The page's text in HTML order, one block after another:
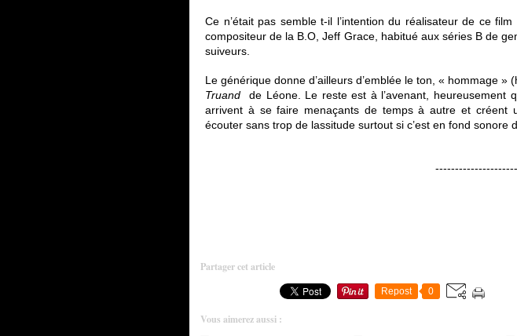
Ce n’était pas semble t-il l’intention du réalisateur de ce
compositeur de la B.O, Jeff Grace, habitué aux séries B de
suiveurs.
Le générique donne d’ailleurs d’emblée le ton, « hommage »
Truand
de Léone. Le reste est à l’avenant, heureusement
arrivent à se faire menaçants de temps à autre et créent
écouter sans trop de lassitude surtout si c’est en fond sonore
Partager cet article
Repost 0
Vous aimerez aussi :